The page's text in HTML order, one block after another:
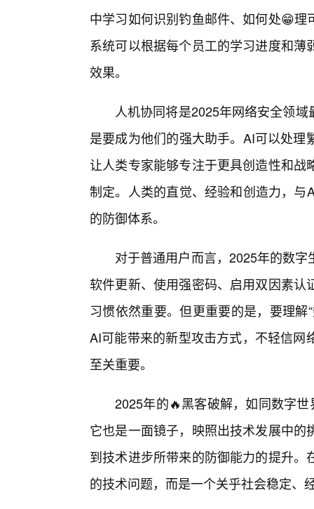
中学习如何识别钓鱼邮件、如何处😁
系统可以根据每个员工的学习进度和
效果。
人机协同将是2025年网络安全领
是要成为他们的强大助手。AI可以处
让人类专家能够专注于更具创造性和
制定。人类的直觉、经验和创造力，
的防御体系。
对于普通用户而言，2025年的数
软件更新、使用强密码、启用双因素
习惯依然重要。但更重要的是，要理
AI可能带来的新型攻击方式，不轻信
至关重要。
2025年的🔥黑客破解，如同数字
它也是一面镜子，映照出技术发展中
到技术进步所带来的防御能力的提升
的技术问题，而是一个关乎社会稳定、